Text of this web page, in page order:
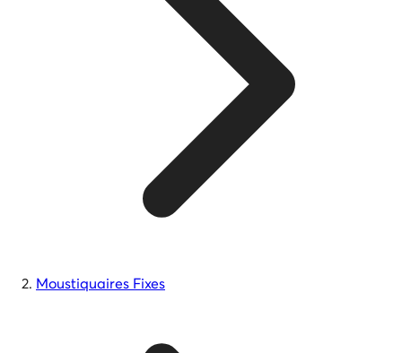
Moustiquaires Fixes